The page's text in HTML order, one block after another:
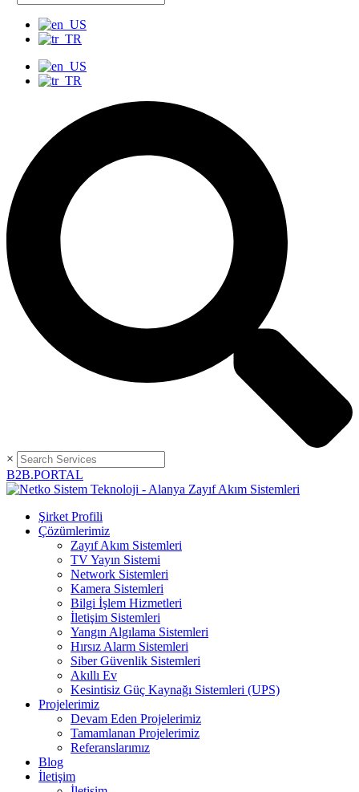
×
B2B.PORTAL
Şirket Profili
Çözümlerimiz
Zayıf Akım Sistemleri
TV Yayın Sistemi
Network Sistemleri
Kamera Sistemleri
Bilgi İşlem Hizmetleri
İletişim Sistemleri
Yangın Algılama Sistemleri
Hırsız Alarm Sistemleri
Siber Güvenlik Sistemleri
Akıllı Ev
Kesintisiz Güç Kaynağı Sistemleri (UPS)
Projelerimiz
Devam Eden Projelerimiz
Tamamlanan Projelerimiz
Referanslarımız
Blog
İletişim